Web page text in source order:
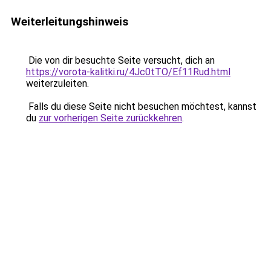
Weiterleitungshinweis
Die von dir besuchte Seite versucht, dich an
https://vorota-kalitki.ru/4Jc0tTO/Ef11Rud.html
weiterzuleiten.
Falls du diese Seite nicht besuchen möchtest, kannst
du zur vorherigen Seite zurückkehren.